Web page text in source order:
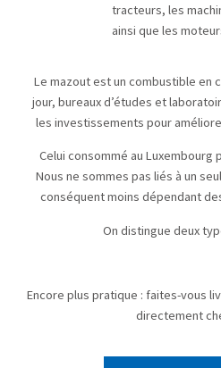
tracteurs, les
ainsi que les
Le mazout est un combustible en
jour, bureaux d’études et
les investissements pour
Celui consommé au Luxembourg
Nous ne sommes pas liés à un
conséquent moins dépendant
On distingue deux
Encore plus pratique : faites-vous
directement